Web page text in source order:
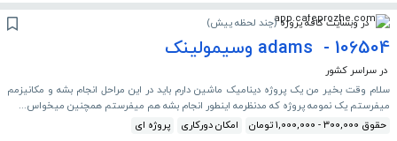
در وبسایت کافه پروژه (چند لحظه پیش)
106504 - adams و‌سیمولینک
در سراسر کشور
سلام وقت بخیر من یک پروژه دینامیک ماشین دارم باید در این مراحل انجام بشه و مکانیزمم
میفرستم یک نمومه پروژه که مدنظرمه اینطور انجام بشه هم میفرستم همچنین میخواس...
حقوق 300,000 - 1,000,000 تومان
امکان دورکاری پروژه ای